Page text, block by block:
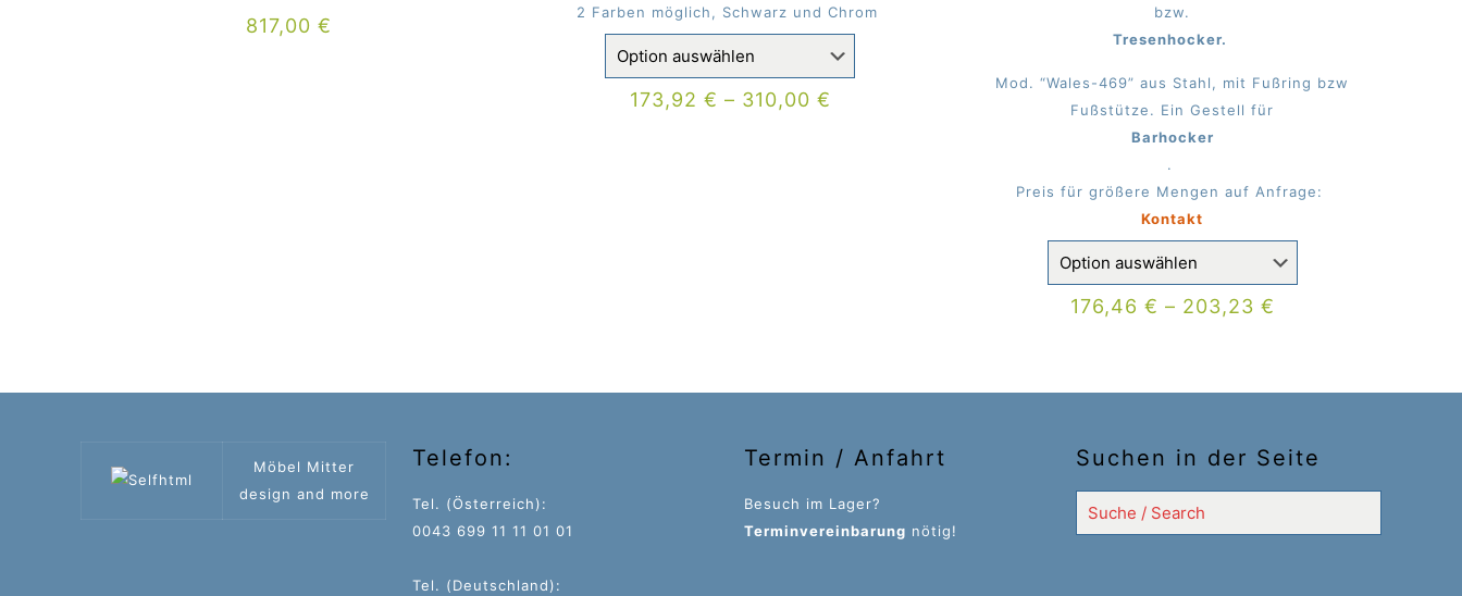
817,00 €
2 Farben möglich, Schwarz und Chrom
173,92 € – 310,00 €
bzw.
Tresenhocker.
Mod. “Wales-469” aus Stahl, mit Fußring bzw
Fußstütze. Ein Gestell für
Barhocker
.
Preis für größere Mengen auf Anfrage:
Kontakt
176,46 € – 203,23 €
Möbel Mitter
design and more
Telefon:
Tel. (Österreich):
0043 699 11 11 01 01
Tel. (Deutschland):
Termin / Anfahrt
Besuch im Lager?
Terminvereinbarung nötig!
Suchen in der Seite